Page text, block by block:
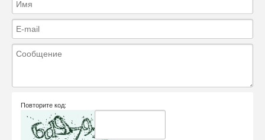
Повторите код: